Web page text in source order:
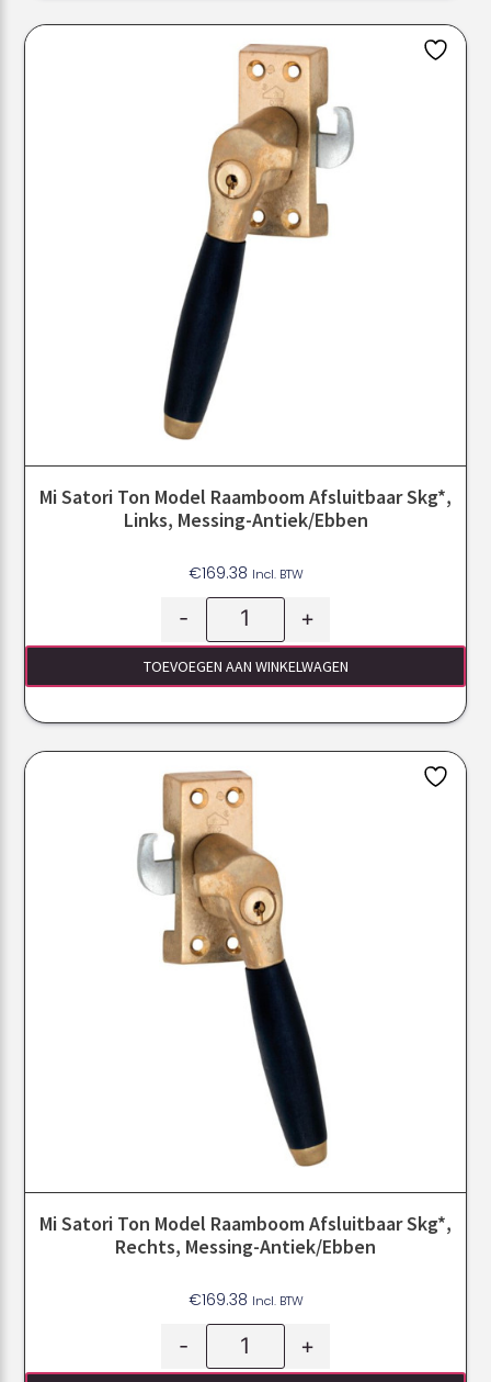
Mi Satori Ton Model Raamboom Afsluitbaar Skg*,
Links, Messing-Antiek/Ebben
€169.38 Incl. BTW
- +
TOEVOEGEN AAN WINKELWAGEN
Mi Satori Ton Model Raamboom Afsluitbaar Skg*,
Rechts, Messing-Antiek/Ebben
€169.38 Incl. BTW
- +